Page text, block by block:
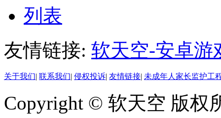
列表
友情链接: 软天空-安卓游
关于我们| 联系我们| 侵权投诉| 友情链接| 未成年人家长监护工
Copyright © 软天空 版权